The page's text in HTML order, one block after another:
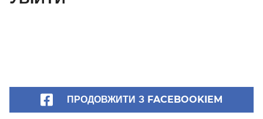
ПРОДОВЖИТИ З FACEBOOKIEM